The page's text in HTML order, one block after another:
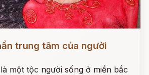
trung tâm của người
một tộc người sống ở miền bắc